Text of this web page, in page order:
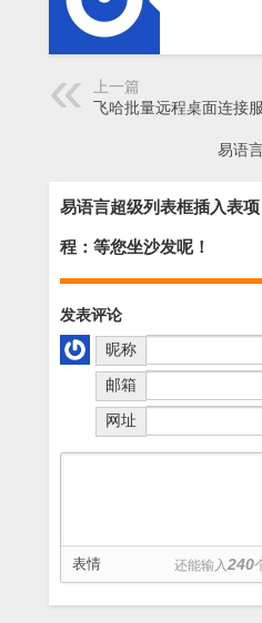
上一篇
飞哈批量远程桌面连接
易语
易语言超级列表框插入表
程：等您坐沙发呢！
发表评论
昵称
邮箱
网址
表情 还能输入240